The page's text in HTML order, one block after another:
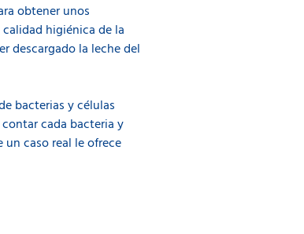
obtener unos
higiénica de la
descargado la leche del
bacterias y células
cada bacteria y
caso real le ofrece